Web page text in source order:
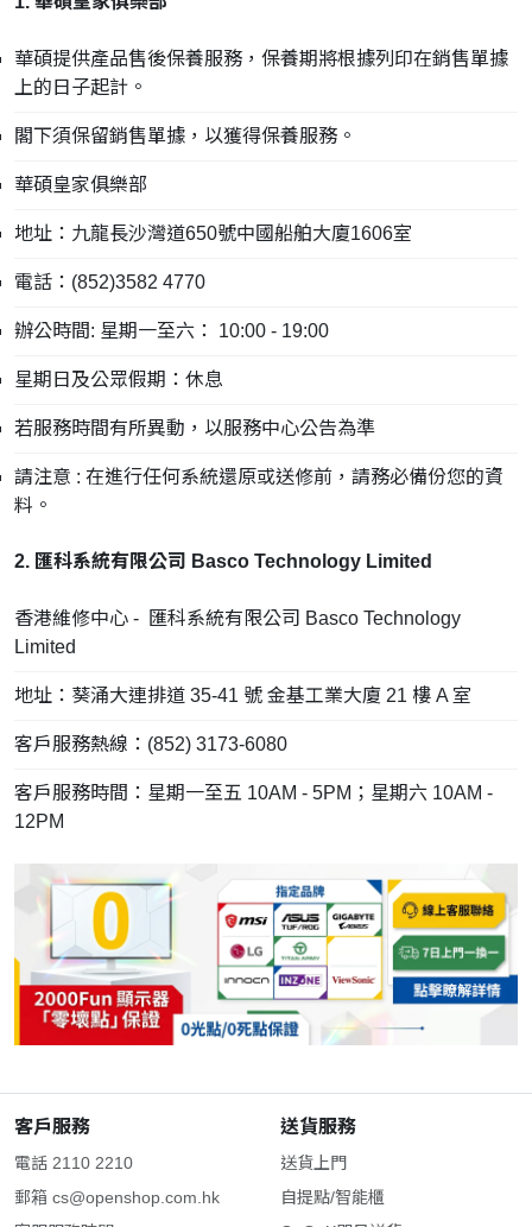
華碩提供產品售後保養服務，保養期將根據列印在銷售單據
上的日子起計。
閣下須保留銷售單據，以獲得保養服務。
華碩皇家俱樂部
地址：九龍長沙灣道650號中國船舶大廈1606室
電話：(852)3582 4770
辦公時間: 星期一至六： 10:00 - 19:00
星期日及公眾假期：休息
若服務時間有所異動，以服務中心公告為準
請注意 : 在進行任何系統還原或送修前，請務必備份您的資
料。
2. 匯科系統有限公司 Basco Technology Limited
香港維修中心 - 匯科系統有限公司 Basco Technology
Limited
地址：葵涌大連排道 35-41 號 金基工業大廈 21 樓 A 室
客戶服務熱線：(852) 3173-6080
客戶服務時間：星期一至五 10AM - 5PM；星期六 10AM -
12PM
客戶服務
電話 2110 2210
郵箱 cs@openshop.com.hk
送貨服務
送貨上門
自提點/智能櫃